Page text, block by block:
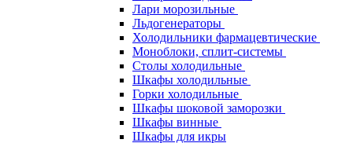
Лари морозильные
Льдогенераторы
Холодильники фармацевтические
Моноблоки, сплит-системы
Столы холодильные
Шкафы холодильные
Горки холодильные
Шкафы шоковой заморозки
Шкафы винные
Шкафы для икры